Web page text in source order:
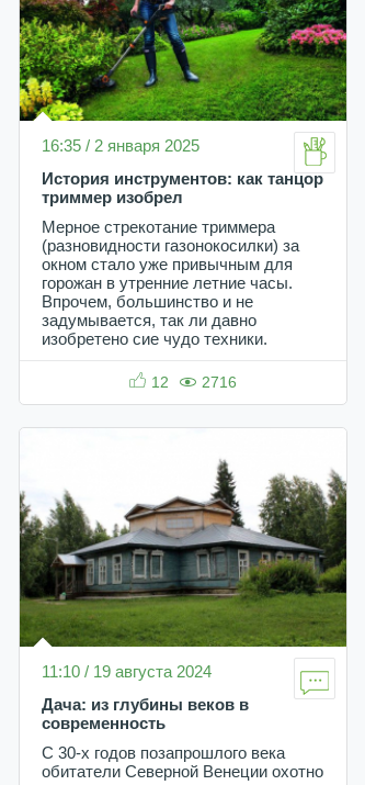
16:35 / 2 января 2025
История инструментов: как танцор
триммер изобрел
Мерное стрекотание триммера
(разновидности газонокосилки) за
окном стало уже привычным для
горожан в утренние летние часы.
Впрочем, большинство и не
задумывается, так ли давно
изобретено сие чудо техники.
12 2716
11:10 / 19 августа 2024
Дача: из глубины веков в
современность
С 30-х годов позапрошлого века
обитатели Северной Венеции охотно